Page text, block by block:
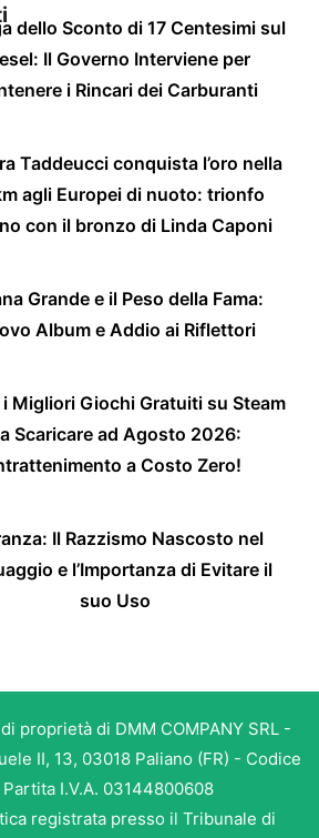
dello Sconto di 17 Centesimi sul
Il Governo Interviene per
i Rincari dei Carburanti
Taddeucci conquista l’oro nella
agli Europei di nuoto: trionfo
con il bronzo di Linda Caponi
Grande e il Peso della Fama:
Album e Addio ai Riflettori
Migliori Giochi Gratuiti su Steam
Scaricare ad Agosto 2026:
a Costo Zero!
Il Razzismo Nascosto nel
e l’Importanza di Evitare il
suo Uso
proprietà di DMM COMPANY SRL -
II, 13, 03018 Paliano (FR) - Codice
I.V.A. 03144800608
registrata presso il Tribunale di